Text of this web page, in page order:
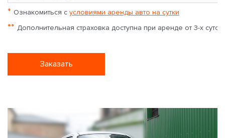
* Ознакомиться с условиями аренды авто на сутки
** Дополнительная страховка доступна при аренде от 3-х суток
Заказать